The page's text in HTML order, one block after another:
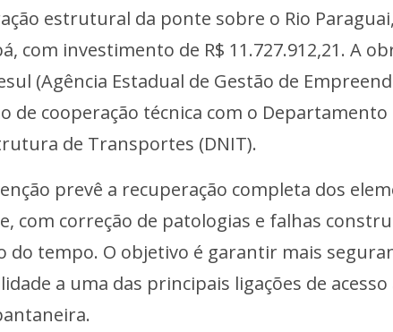
estrutural da ponte sobre o Rio
com investimento de R$ 11.727.912,21. A
(Agência Estadual de Gestão de
de cooperação técnica com o Departamento
de Transportes (DNIT).
prevê a recuperação completa dos
com correção de patologias e falhas
do tempo. O objetivo é garantir mais
a uma das principais ligações de